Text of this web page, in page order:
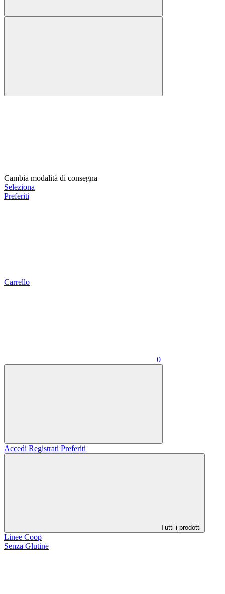
Cambia modalità di consegna
Seleziona
Preferiti
Carrello
0
Accedi Registrati Preferiti
Tutti i prodotti
Linee Coop
Senza Glutine